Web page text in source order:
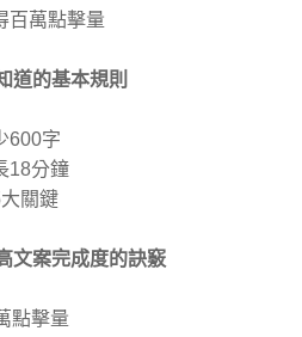
百萬點擊量
道的基本規則
600字
18分鐘
關鍵
文案完成度的訣竅
點擊量